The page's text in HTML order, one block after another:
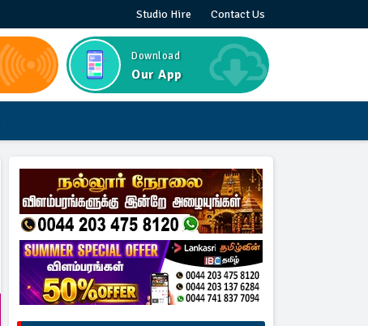
Studio Hire Contact Us
Download
Our App